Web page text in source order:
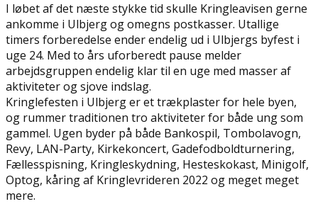
I løbet af det næste stykke tid skulle Kringleavisen gerne
ankomme i Ulbjerg og omegns postkasser. Utallige
timers forberedelse ender endelig ud i Ulbjergs byfest i
uge 24. Med to års uforberedt pause melder
arbejdsgruppen endelig klar til en uge med masser af
aktiviteter og sjove indslag.
Kringlefesten i Ulbjerg er et trækplaster for hele byen,
og rummer traditionen tro aktiviteter for både ung som
gammel. Ugen byder på både Bankospil, Tombolavogn,
Revy, LAN-Party, Kirkekoncert, Gadefodboldturnering,
Fællesspisning, Kringleskydning, Hesteskokast, Minigolf,
Optog, kåring af Kringlevrideren 2022 og meget meget
mere.